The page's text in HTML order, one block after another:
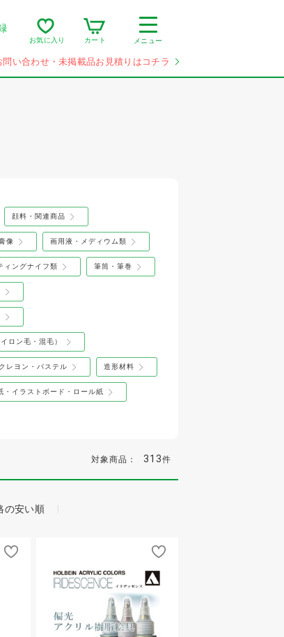
お気に入り カート メニュー
問い合わせ・未掲載品お見積りはコチラ
顔料・関連商品
像 画用液・メディウム類
ィングナイフ類 筆筒・筆巻
ロン毛・混毛）
クレヨン・パステル 造形材料
・イラストボード・ロール紙
対象商品： 313件
の安い順